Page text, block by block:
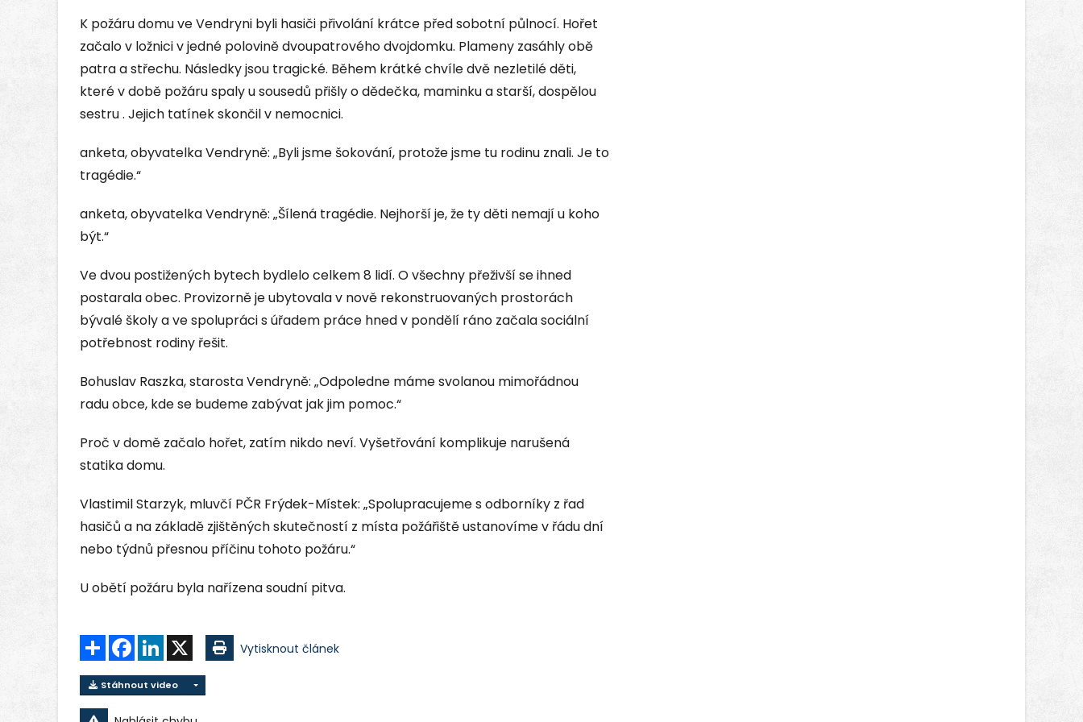
K požáru domu ve Vendryni byli hasiči přivolání krátce před sobotní půlnocí. Hořet
začalo v ložnici v jedné polovině dvoupatrového dvojdomku. Plameny zasáhly obě
patra a střechu. Následky jsou tragické. Během krátké chvíle dvě nezletilé děti,
které v době požáru spaly u sousedů přišly o dědečka, maminku a starší, dospělou
sestru . Jejich tatínek skončil v nemocnici.
anketa, obyvatelka Vendryně: „Byli jsme šokování, protože jsme tu rodinu znali. Je to
tragédie.“
anketa, obyvatelka Vendryně: „Šílená tragédie. Nejhorší je, že ty děti nemají u koho
být.“
Ve dvou postižených bytech bydlelo celkem 8 lidí. O všechny přeživší se ihned
postarala obec. Provizorně je ubytovala v nově rekonstruovaných prostorách
bývalé školy a ve spolupráci s úřadem práce hned v pondělí ráno začala sociální
potřebnost rodiny řešit.
Bohuslav Raszka, starosta Vendryně: „Odpoledne máme svolanou mimořádnou
radu obce, kde se budeme zabývat jak jim pomoc.“
Proč v domě začalo hořet, zatím nikdo neví. Vyšetřování komplikuje narušená
statika domu.
Vlastimil Starzyk, mluvčí PČR Frýdek-Místek: „Spolupracujeme s odborníky z řad
hasičů a na základě zjištěných skutečností z místa požářiště ustanovíme v řádu dní
nebo týdnů přesnou příčinu tohoto požáru.“
U obětí požáru byla nařízena soudní pitva.
Sdílet FacebookLinkedIn Vytisknout článek
Stáhnout video